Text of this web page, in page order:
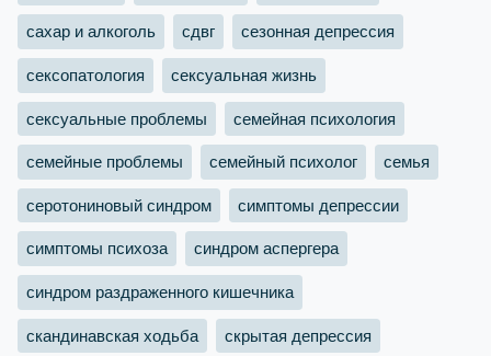
сахар и алкоголь сдвг сезонная депрессия
сексопатология сексуальная жизнь
сексуальные проблемы семейная психология
семейные проблемы семейный психолог семья
серотониновый синдром симптомы депрессии
симптомы психоза синдром аспергера
синдром раздраженного кишечника
скандинавская ходьба скрытая депрессия